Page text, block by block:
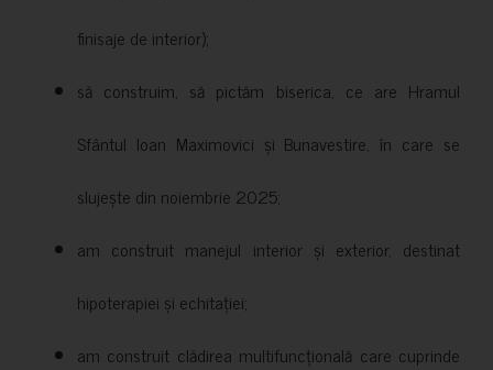
finisaje de interior);
să construim, să pictăm biserica, ce are Hramul
Sfântul Ioan Maximovici și Bunavestire, în care se
slujește din noiembrie 2025;
am construit manejul interior și exterior, destinat
hipoterapiei și echitației;
am construit clădirea multifuncțională care cuprinde